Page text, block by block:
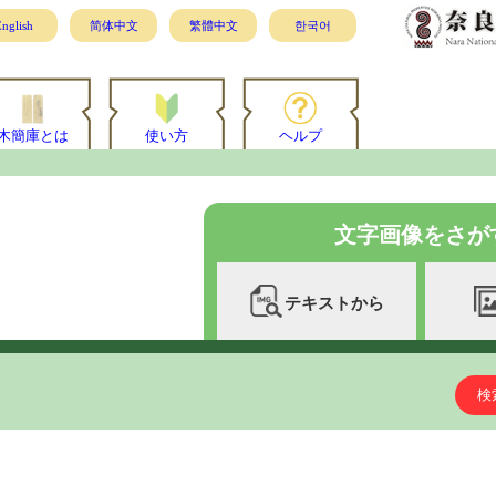
简体中文 繁體中文 한국어
簡庫とは 使い方 ヘルプ
文字画像をさが
テキストから
検